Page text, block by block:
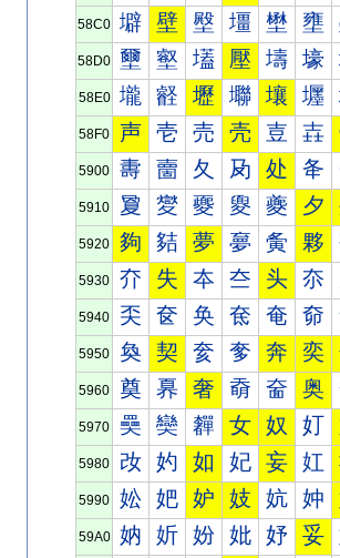
58C0 壀 壁 壂 壃 壄 壅
58D0 壐 壑 壒 壓 壔 壕
58E0 壠 壡 壢 壣 壤 壥
58F0 声 壱 売 壳 壴 壵
5900 夀 夁 夂 夃 处 夅
5910 夐 夑 夒 夓 夔 夕
5920 夠 夡 夢 夣 夤 夥
5930 夰 失 夲 夳 头 夵
5940 奀 奁 奂 奃 奄 奅
5950 奐 契 奒 奓 奔 奕
5960 奠 奡 奢 奣 奤 奥
5970 奰 奱 奲 女 奴 奵
5980 妀 妁 如 妃 妄 妅
5990 妐 妑 妒 妓 妔 妕
59A0 妠 妡 妢 妣 妤 妥